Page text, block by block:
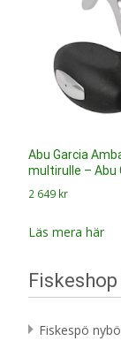
Abu Garcia
multirulle – Abu
2 649 kr
Läs mera här
Fiskespö